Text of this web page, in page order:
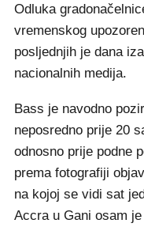
Odluka
vremenskog
posljednjih je dana
nacionalnih medija.
Bass je navodno
neposredno prije 20
odnosno prije podne
prema fotografiji
na kojoj se vidi sat
Accra u Gani osam